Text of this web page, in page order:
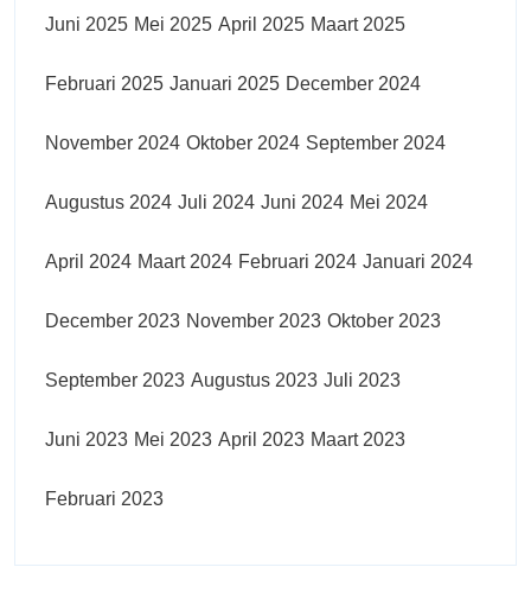
Juni 2025 Mei 2025 April 2025 Maart 2025
Februari 2025 Januari 2025 December 2024
November 2024 Oktober 2024 September 2024
Augustus 2024 Juli 2024 Juni 2024 Mei 2024
April 2024 Maart 2024 Februari 2024 Januari 2024
December 2023 November 2023 Oktober 2023
September 2023 Augustus 2023 Juli 2023
Juni 2023 Mei 2023 April 2023 Maart 2023
Februari 2023